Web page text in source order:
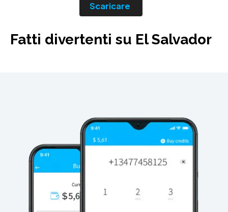
Scaricare
Fatti divertenti su El Salvador